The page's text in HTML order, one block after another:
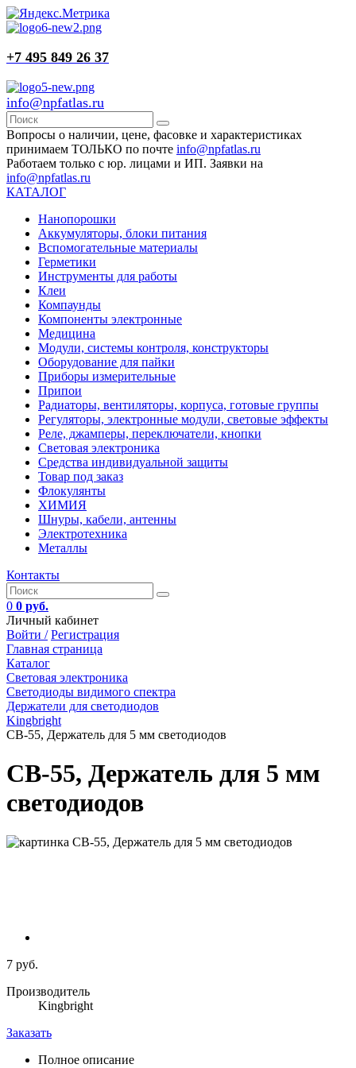
+7 495 849 26 37
info@npfatlas.ru
Вопросы о наличии, цене, фасовке и характеристиках
принимаем ТОЛЬКО по почте info@npfatlas.ru
Работаем только с юр. лицами и ИП. Заявки на
info@npfatlas.ru
КАТАЛОГ
Нанопорошки
Аккумуляторы, блоки питания
Вспомогательные материалы
Герметики
Инструменты для работы
Клеи
Компаунды
Компоненты электронные
Медицина
Модули, системы контроля, конструкторы
Оборудование для пайки
Приборы измерительные
Припои
Радиаторы, вентиляторы, корпуса, готовые группы
Регуляторы, электронные модули, световые эффекты
Реле, джамперы, переключатели, кнопки
Световая электроника
Средства индивидуальной защиты
Товар под заказ
Флокулянты
ХИМИЯ
Шнуры, кабели, антенны
Электротехника
Металлы
Контакты
0 0 руб.
Личный кабинет
Войти / Регистрация
Главная страница
Каталог
Световая электроника
Светодиоды видимого спектра
Держатели для светодиодов
Kingbright
CB-55, Держатель для 5 мм светодиодов
CB-55, Держатель для 5 мм
светодиодов
7 руб.
Производитель
Kingbright
Заказать
Полное описание